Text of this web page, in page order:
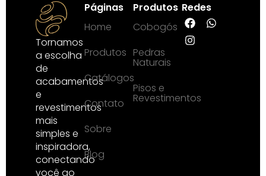
Tornamos
a escolha
de
acabamentos
e
revestimentos
mais
simples e
inspiradora,
conectando
você ao
Páginas
Home
Produtos
Catálogos
Contato
Sobre
Blog
Produtos
Cobogós
Pedras
Naturais
Pisos e
Revestimentos
Redes